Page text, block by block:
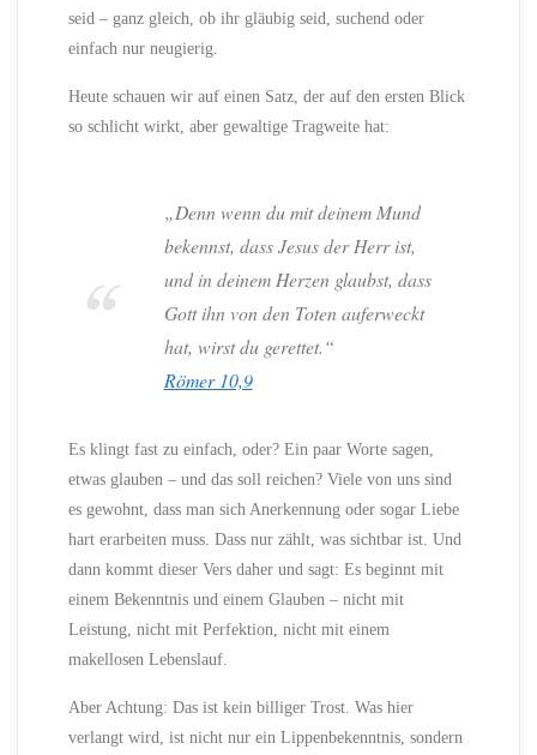
seid – ganz gleich, ob ihr gläubig seid, suchend oder
einfach nur neugierig.
Heute schauen wir auf einen Satz, der auf den ersten Blick
so schlicht wirkt, aber gewaltige Tragweite hat:
„Denn wenn du mit deinem Mund
bekennst, dass Jesus der Herr ist,
und in deinem Herzen glaubst, dass
Gott ihn von den Toten auferweckt
hat, wirst du gerettet.“
Römer 10,9
Es klingt fast zu einfach, oder? Ein paar Worte sagen,
etwas glauben – und das soll reichen? Viele von uns sind
es gewohnt, dass man sich Anerkennung oder sogar Liebe
hart erarbeiten muss. Dass nur zählt, was sichtbar ist. Und
dann kommt dieser Vers daher und sagt: Es beginnt mit
einem Bekenntnis und einem Glauben – nicht mit
Leistung, nicht mit Perfektion, nicht mit einem
makellosen Lebenslauf.
Aber Achtung: Das ist kein billiger Trost. Was hier
verlangt wird, ist nicht nur ein Lippenbekenntnis, sondern